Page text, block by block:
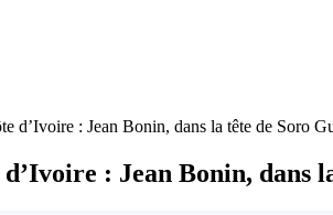
d’Ivoire : Jean Bonin, dans la tête de Soro
: Jean Bonin, dans